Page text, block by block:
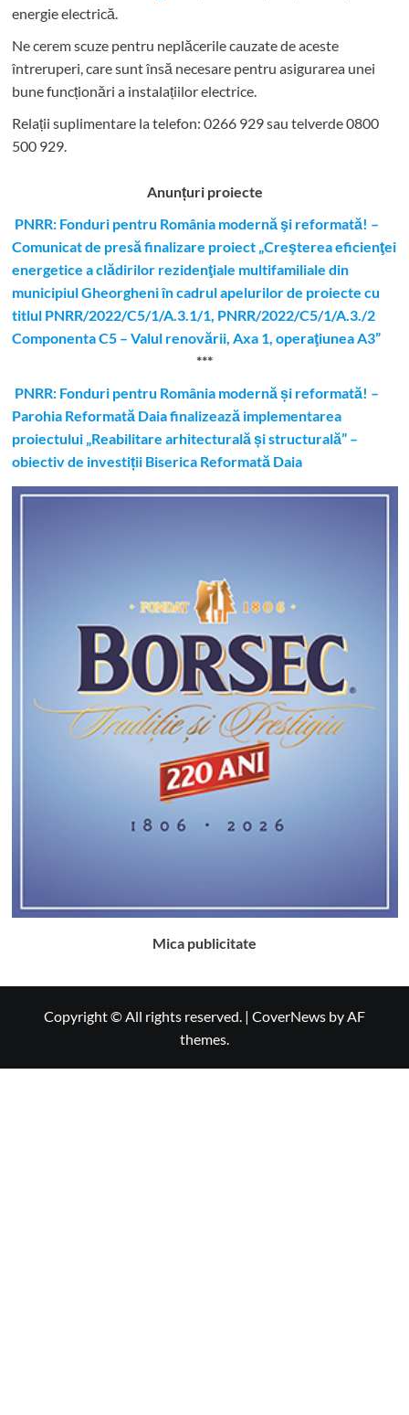
energie electrică.
Ne cerem scuze pentru neplăcerile cauzate de aceste
întreruperi, care sunt însă necesare pentru asigurarea unei
bune funcționări a instalațiilor electrice.
Relații suplimentare la telefon: 0266 929 sau telverde 0800
500 929.
Anunțuri proiecte
PNRR: Fonduri pentru România modernă şi reformată! –
Comunicat de presă finalizare proiect „Creşterea eficienţei
energetice a clădirilor rezidenţiale multifamiliale din
municipiul Gheorgheni în cadrul apelurilor de proiecte cu
titlul PNRR/2022/C5/1/A.3.1/1, PNRR/2022/C5/1/A.3./2
Componenta C5 – Valul renovării, Axa 1, operaţiunea A3”
***
PNRR: Fonduri pentru România modernă și reformată! –
Parohia Reformată Daia finalizează implementarea
proiectului „Reabilitare arhitecturală și structurală” –
obiectiv de investiții Biserica Reformată Daia
Mica publicitate
Copyright © All rights reserved. | CoverNews by AF
themes.